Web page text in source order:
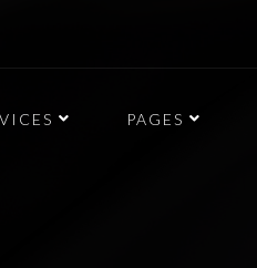
PAGES